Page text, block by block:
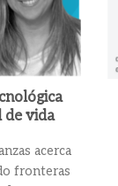
de vida
acerca
fronteras